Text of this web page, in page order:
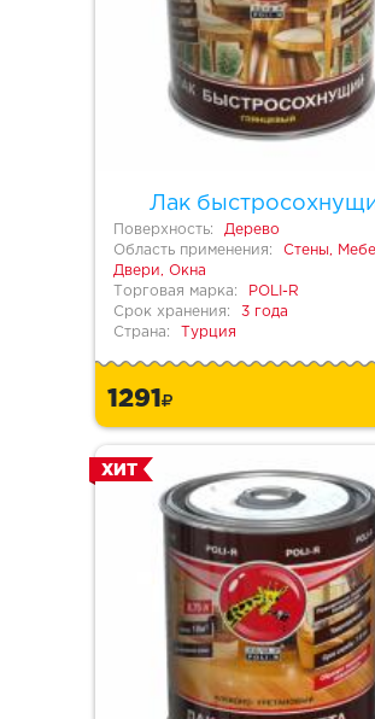
Лак
Поверхность:
Дерево
Область применения:
Стены,
Двери, Окна
Торговая марка:
POLI-R
Срок хранения:
3 года
Страна:
Турция
1291
ХИТ